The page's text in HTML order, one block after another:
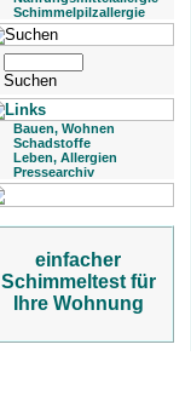
Schimmelpilzallergie
Bauen, Wohnen
Schadstoffe
Leben, Allergien
Pressearchiv
einfacher
Schimmeltest für
Ihre Wohnung